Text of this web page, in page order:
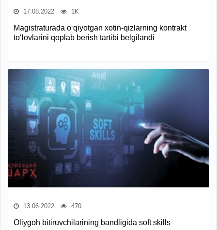
17.08.2022 1K
Magistraturada o‘qiyotgan xotin-qizlarning kontrakt
to‘lovlarini qoplab berish tartibi belgilandi
13.06.2022 470
Oliygoh bitiruvchilarining bandligida soft skills